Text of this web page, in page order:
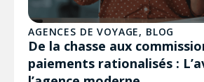
AGENCES DE VOYAGE, BLOG
De la chasse aux
paiements rationalisés :